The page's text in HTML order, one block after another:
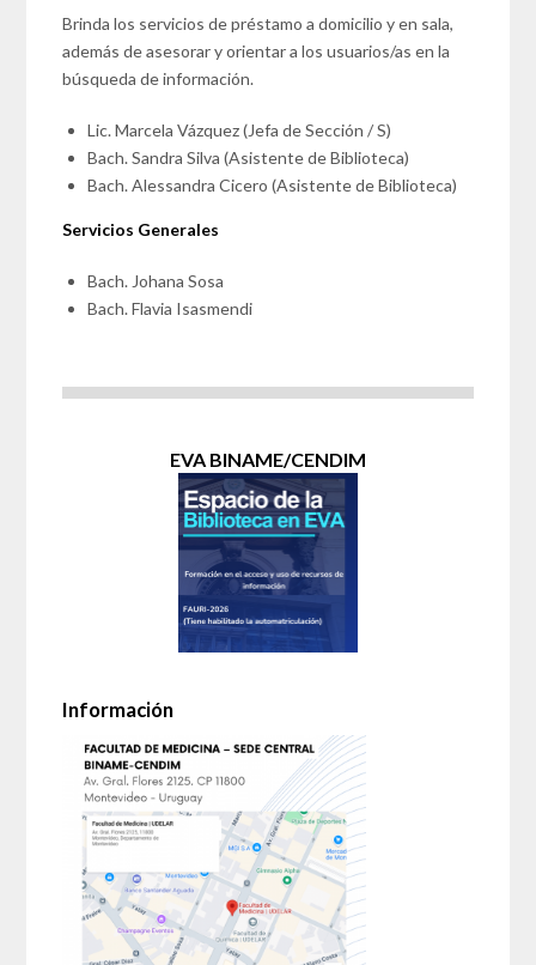
Brinda los servicios de préstamo a domicilio y en sala,
además de asesorar y orientar a los usuarios/as en la
búsqueda de información.
Lic. Marcela Vázquez (Jefa de Sección / S)
Bach. Sandra Silva (Asistente de Biblioteca)
Bach. Alessandra Cicero (Asistente de Biblioteca)
Servicios Generales
Bach. Johana Sosa
Bach. Flavia Isasmendi
EVA BINAME/CENDIM
Información